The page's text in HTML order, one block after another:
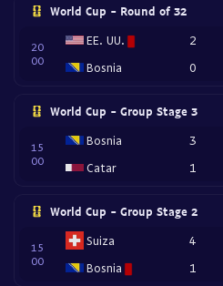
World Cup - Round of 32
20
00
EE. UU.
Bosnia
2
0
World Cup - Group Stage 3
15
00
Bosnia
Catar
3
1
World Cup - Group Stage 2
15
00
Suiza
Bosnia
4
1